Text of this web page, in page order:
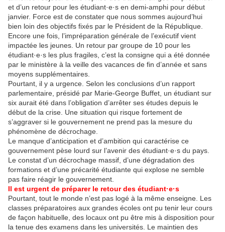
et d’un retour pour les étudiant·e·s en demi-amphi pour début
janvier. Force est de constater que nous sommes aujourd’hui
bien loin des objectifs fixés par le Président de la République.
Encore une fois, l’impréparation générale de l’exécutif vient
impactée les jeunes. Un retour par groupe de 10 pour les
étudiant·e·s les plus fragiles, c’est la consigne qui a été donnée
par le ministère à la veille des vacances de fin d’année et sans
moyens supplémentaires.
Pourtant, il y a urgence. Selon les conclusions d’un rapport
parlementaire, présidé par Marie-George Buffet, un étudiant sur
six aurait été dans l’obligation d’arrêter ses études depuis le
début de la crise. Une situation qui risque fortement de
s’aggraver si le gouvernement ne prend pas la mesure du
phénomène de décrochage.
Le manque d’anticipation et d’ambition qui caractérise ce
gouvernement pèse lourd sur l’avenir des étudiant·e·s du pays.
Le constat d’un décrochage massif, d’une dégradation des
formations et d’une précarité étudiante qui explose ne semble
pas faire réagir le gouvernement.
Il est urgent de préparer le retour des étudiant·e·s
Pourtant, tout le monde n’est pas logé à la même enseigne. Les
classes préparatoires aux grandes écoles ont pu tenir leur cours
de façon habituelle, des locaux ont pu être mis à disposition pour
la tenue des examens dans les universités. Le maintien des